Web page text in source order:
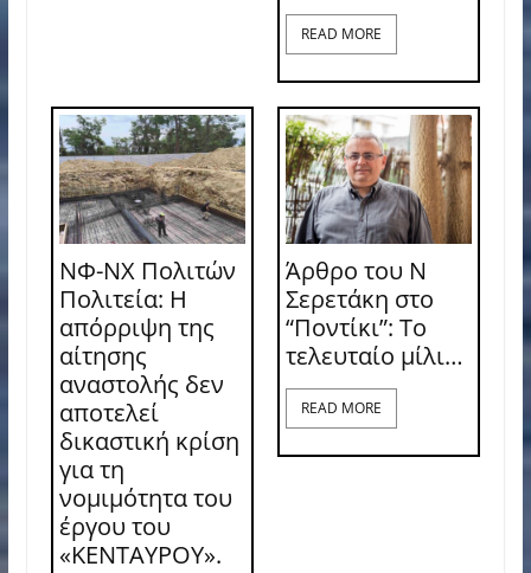
READ MORE
ΝΦ-ΝΧ Πολιτών
Πολιτεία: Η
απόρριψη της
αίτησης
αναστολής δεν
αποτελεί
δικαστική κρίση
για τη
νομιμότητα του
έργου του
«ΚΕΝΤΑΥΡΟΥ».
Άρθρο του Ν
Σερετάκη στο
“Ποντίκι”: Το
τελευταίο μίλι…
READ MORE